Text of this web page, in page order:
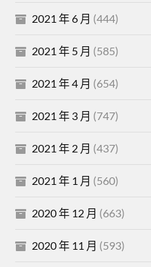
2021 年 6 月 (444)
2021 年 5 月 (585)
2021 年 4 月 (654)
2021 年 3 月 (747)
2021 年 2 月 (437)
2021 年 1 月 (560)
2020 年 12 月 (663)
2020 年 11 月 (593)